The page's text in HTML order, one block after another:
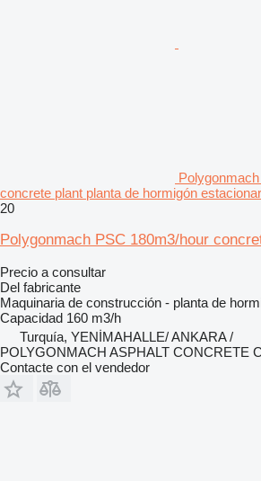
concrete plant planta de hormigón
20
Polygonmach PSC 180m3/hour
Precio a consultar
Del fabricante
Maquinaria de construcción - planta de
Capacidad 160 m3/h
Turquía, YENİMAHALLE/ ANKARA /
POLYGONMACH ASPHALT CONCRETE
Contacte con el vendedor